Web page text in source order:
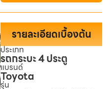
รายละเอียดเบื้องต้น
ประเภท
รถกระบะ 4 ประตู
แบรนด์
Toyota
รุ่น